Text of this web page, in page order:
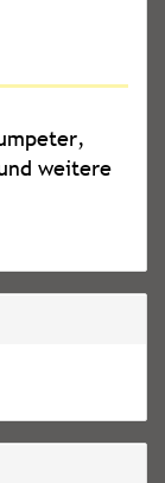
weitere